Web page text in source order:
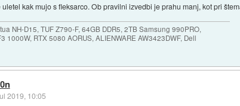
uletel kak mujo s fleksarco. Ob pravilni izvedbi je prahu manj, kot pri
NH-D15, TUF Z790-F, 64GB DDR5, 2TB Samsung 990PRO,
1000W, RTX 5080 AORUS, ALIENWARE AW3423DWF, Dell
2019, 10:05